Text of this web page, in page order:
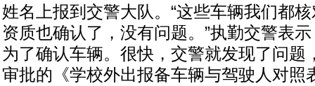
姓名上报到交警大队。“这些车辆我们都
资质也确认了，没有问题。”执勤交警表
为了确认车辆。很快，交警就发现了问题
审批的《学校外出报备车辆与驾驶人对照